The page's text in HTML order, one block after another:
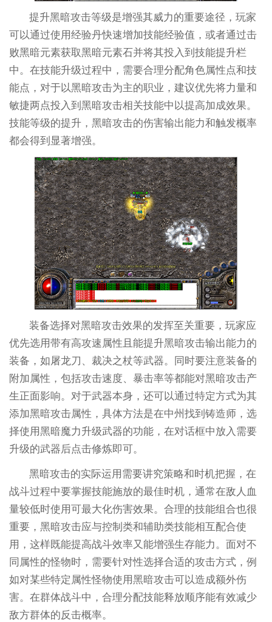
提升黑暗攻击等级是增强其威力的重要途径，玩家
可以通过使用经验丹快速增加技能经验值，或者通过击
败黑暗元素获取黑暗元素石并将其投入到技能提升栏
中。在技能升级过程中，需要合理分配角色属性点和技
能点，对于以黑暗攻击为主的职业，建议优先将力量和
敏捷两点投入到黑暗攻击相关技能中以提高加成效果。
技能等级的提升，黑暗攻击的伤害输出能力和触发概率
都会得到显著增强。
装备选择对黑暗攻击效果的发挥至关重要，玩家应
优先选用带有高攻速属性且能提升黑暗攻击输出能力的
装备，如屠龙刀、裁决之杖等武器。同时要注意装备的
附加属性，包括攻击速度、暴击率等都能对黑暗攻击产
生正面影响。对于武器本身，还可以通过特定方式为其
添加黑暗攻击属性，具体方法是在中州找到铸造师，选
择使用黑暗魔力升级武器的功能，在对话框中放入需要
升级的武器后点击修炼即可。
黑暗攻击的实际运用需要讲究策略和时机把握，在
战斗过程中要掌握技能施放的最佳时机，通常在敌人血
量较低时使用可最大化伤害效果。合理的技能组合也很
重要，黑暗攻击应与控制类和辅助类技能相互配合使
用，这样既能提高战斗效率又能增强生存能力。面对不
同属性的怪物时，需要针对性选择合适的攻击方式，例
如对某些特定属性怪物使用黑暗攻击可以造成额外伤
害。在群体战斗中，合理分配技能释放顺序能有效减少
敌方群体的反击概率。